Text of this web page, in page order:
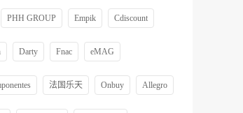
PHH GROUP Empik Cdiscount
Darty Fnac eMAG
法国乐天 Onbuy Allegro